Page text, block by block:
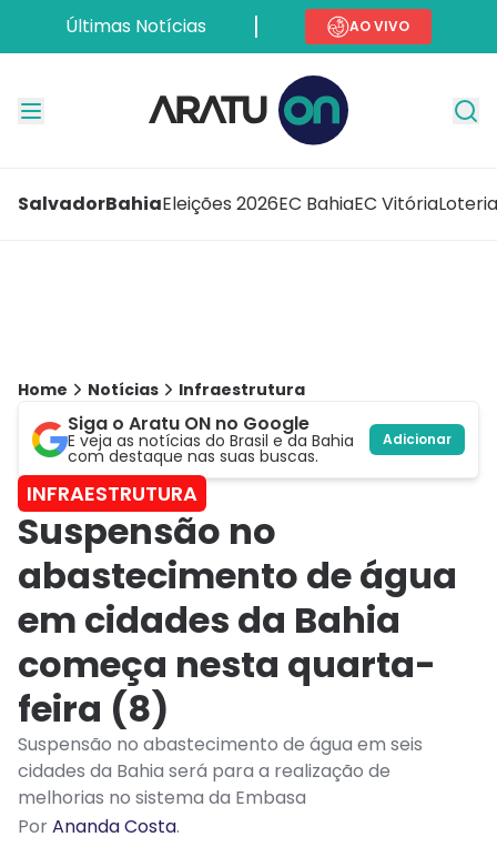
Últimas Notícias AO VIVO
SalvadorBahiaEleições 2026EC BahiaEC Vitória
Home Notícias Infraestrutura
Siga o Aratu ON no Google
E veja as notícias do Brasil e da Bahia
com destaque nas suas buscas.
Adicionar
INFRAESTRUTURA
Suspensão no
abastecimento de água
em cidades da Bahia
começa nesta quarta-
feira (8)
Suspensão no abastecimento de água em seis
cidades da Bahia será para a realização de
melhorias no sistema da Embasa
PorAnanda Costa.